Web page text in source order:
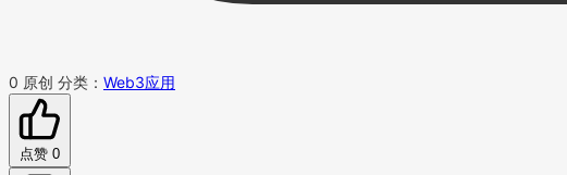
0 原创 分类： Web3应用
点赞 0